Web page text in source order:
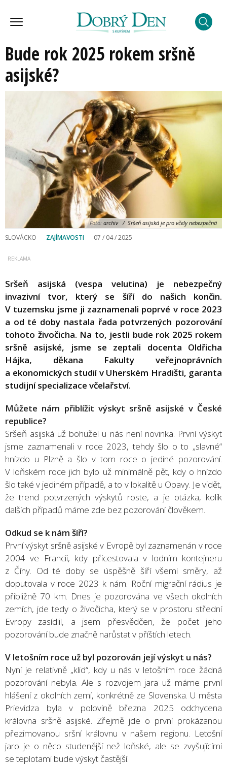
Bude rok 2025 rokem sršně
asijské?
Foto: archiv / Sršeň asijská je pro včely nebezpečná
SLOVÁCKO ZAJÍMAVOSTI 07 / 04 / 2025
Sršeň asijská (vespa velutina) je nebezpečný
invazivní tvor, který se šíří do našich končin.
V tuzemsku jsme ji zaznamenali poprvé v roce 2023
a od té doby nastala řada potvrzených pozorování
tohoto živočicha. Na to, jestli bude rok 2025 rokem
sršně asijské, jsme se zeptali docenta Oldřicha
Hájka, děkana Fakulty veřejnoprávních
a ekonomických studií v Uherském Hradišti, garanta
studijní specializace včelařství.
Můžete nám přiblížit výskyt sršně asijské v České
republice?
Sršeň asijská už bohužel u nás není novinka. První výskyt
jsme zaznamenali v roce 2023, tehdy šlo o to „slavné“
hnízdo u Plzně a šlo v tom roce o jediné pozorování.
V loňském roce jich bylo už minimálně pět, kdy o hnízdo
šlo také v jediném případě, a to v lokalitě u Opavy. Je vidět,
že trend potvrzených výskytů roste, a je otázka, kolik
dalších případů máme zde bez pozorování člověkem.
Odkud se k nám šíří?
První výskyt sršně asijské v Evropě byl zaznamenán v roce
2004 ve Francii, kdy přicestovala v lodním kontejneru
z Číny. Od té doby se úspěšně šíří všemi směry, až
doputovala v roce 2023 k nám. Roční migrační rádius je
přibližně 70 km. Dnes je pozorována ve všech okolních
zemích, jde tedy o živočicha, který se v prostoru střední
Evropy zasídlil, a jsem přesvědčen, že počet jeho
pozorování bude značně narůstat v příštích letech.
V letošním roce už byl pozorován její výskyt u nás?
Nyní je relativně „klid“, kdy u nás v letošním roce žádná
pozorování nebyla. Ale s rozvojem jara už máme první
hlášení z okolních zemí, konkrétně ze Slovenska. U města
Prievidza byla v polovině března 2025 odchycena
královna sršně asijské. Zřejmě jde o první prokázanou
přezimovanou sršní královnu v našem regionu. Letošní
jaro je o něco studenější než loňské, ale se zvyšujícími
se teplotami bude výskyt častější.